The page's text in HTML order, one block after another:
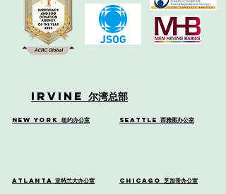
Irvine 尔湾总部
New York 纽约办公室 Seattle 西雅图办公室
Atlanta 亚特兰大办公室 Chicago 芝加哥办公室